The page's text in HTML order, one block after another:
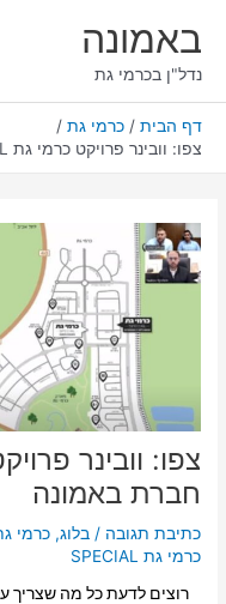
לתוכןבאמונה
נדל"ן בכרמי גת
דף הבית
כרמי גת
צפו: וובינר פרויקט כרמי גת SPECIAL | חברת באמונה
חברת באמונה
כתיבת תגובה /בלוג,כרמי
כרמי גת SPECIAL